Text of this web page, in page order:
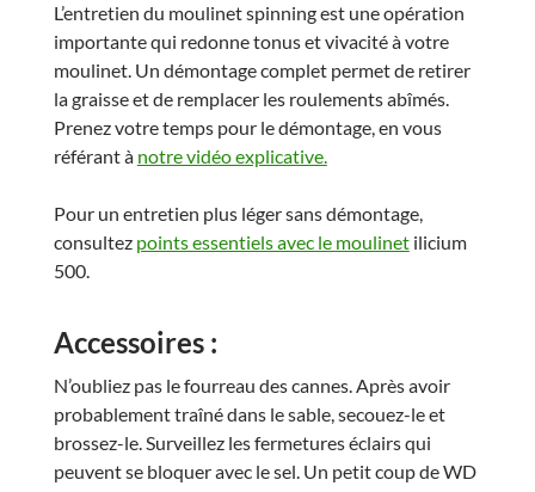
L’entretien du moulinet spinning est une opération
importante qui redonne tonus et vivacité à votre
moulinet. Un démontage complet permet de retirer
la graisse et de remplacer les roulements abîmés.
Prenez votre temps pour le démontage, en vous
référant à notre vidéo explicative.
Pour un entretien plus léger sans démontage,
consultez points essentiels avec le moulinet ilicium
500.
Accessoires :
N’oubliez pas le fourreau des cannes. Après avoir
probablement traîné dans le sable, secouez-le et
brossez-le. Surveillez les fermetures éclairs qui
peuvent se bloquer avec le sel. Un petit coup de WD